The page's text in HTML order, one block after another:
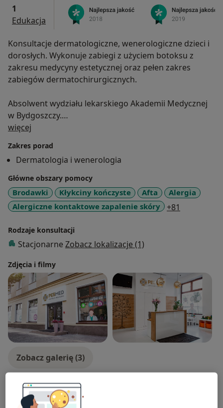
1
Edukacja
Konsultacje dermatologiczne, wenerologiczne dzieci i
dorosłych. Wykonuje zabiegi z użyciem botoksu z
zakresu medycyny estetycznej oraz pełen zakres
zabiegów dermatochirurgicznych.
Absolwent wydziału lekarskiego Akademii Medycznej
w Bydgoszczy.
Szkoleniowiec firmy Merz w zakresie dermatologii
Doświadczenie: zawodowe
Do 2009 r. nauczyciel akademicki w Katedrze i Klinice
Dermatologii Collegium Medicum w Bydgoszczy
Staż z dermatochirurgii w Oddziale Dermatochirurgii
Katedry i Kliniki Dermatologii, Wenerologii i Alergologii
Gdańskiego Uniwersytetu Medycznego
Dermatologicznym Wojewódzkiego Szpitala
Zespolonego w Toruniu
Członek Polskiego Towarzystwa Dermatologicznego
więcej
Zakres porad
Dermatologia i wenerologia
Główne obszary pomocy
Brodawki Kłykciny kończyste Afta
Alergia
Alergiczne kontaktowe zapalenie skóry
+81
Rodzaje konsultacji
Stacjonarne Zobacz lokalizacje (1)
Zdjęcia i filmy
Zobacz galerię (3)